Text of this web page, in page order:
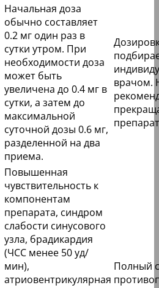
Начальная доза
обычно составляет
0.2 мг один раз в
сутки утром. При
необходимости доза
может быть
увеличена до 0.4 мг в
сутки, а затем до
максимальной
суточной дозы 0.6 мг,
разделенной на два
приема.
врачом.
Повышенная
чувствительность к
компонентам
препарата, синдром
слабости синусового
узла, брадикардия
(ЧСС менее 50 уд/
мин),
атриовентрикулярная
Полный